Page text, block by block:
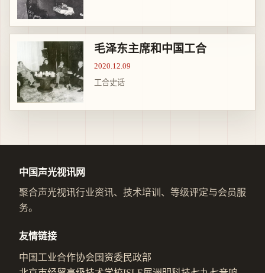
毛泽东主席和中国工合
2020.12.09
工合史话
中国声光视讯网
聚合声光视讯行业资讯、技术培训、等级评定与会员服
务。
友情链接
中国工业合作协会国资委民政部